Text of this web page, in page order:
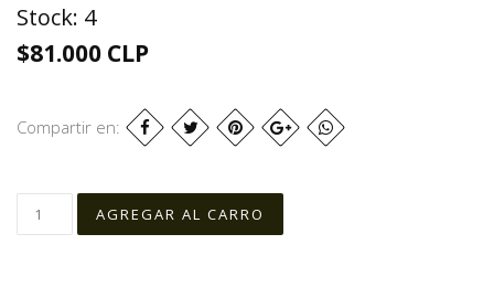
Stock: 4
$81.000 CLP
Compartir en: